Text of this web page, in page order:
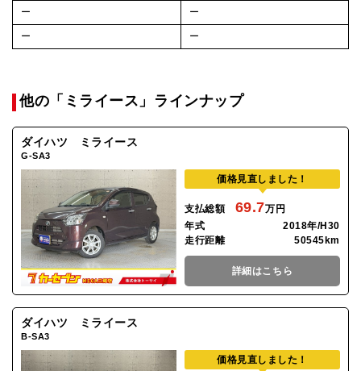
ー ー
ー ー
他の「ミライース」ラインナップ
ダイハツ ミライース
G-SA3
価格見直しました！
支払総額 69.7万円
年式
2018年/H30
走行距離
50545km
詳細はこちら
ダイハツ ミライース
B-SA3
価格見直しました！